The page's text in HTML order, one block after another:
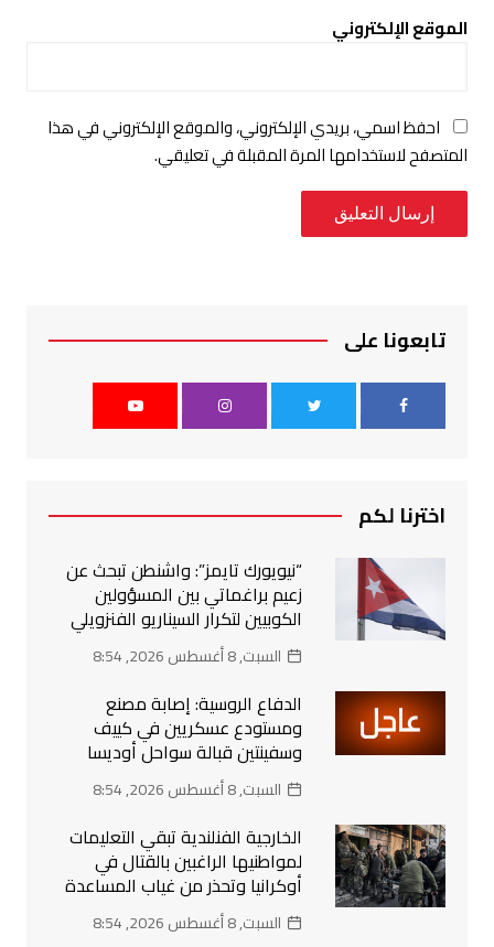
الموقع الإلكتروني
احفظ اسمي، بريدي الإلكتروني، والموقع الإلكتروني في هذا
المتصفح لاستخدامها المرة المقبلة في تعليقي.
تابعونا على
اخترنا لكم
“نيويورك تايمز”: واشنطن تبحث عن
زعيم براغماتي بين المسؤولين
الكوبيين لتكرار السيناريو الفنزويلي
السبت, 8 أغسطس 2026, 8:54
الدفاع الروسية: إصابة مصنع
ومستودع عسكريين في كييف
وسفينتين قبالة سواحل أوديسا
السبت, 8 أغسطس 2026, 8:54
الخارجية الفنلندية تبقي التعليمات
لمواطنيها الراغبين بالقتال في
أوكرانيا وتحذر من غياب المساعدة
السبت, 8 أغسطس 2026, 8:54